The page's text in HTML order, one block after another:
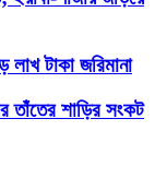
লাখ টাকা জরিমানা
তাঁতের শাড়ির সংকট